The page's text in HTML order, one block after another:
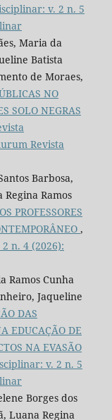
v. 2 n. 5
Maria da
Batista
de Moraes,
NO
SOLO NEGRAS
Revista
Barbosa,
Ramos
PROFESSORES
,
n. 4 (2026):
Ramos Cunha
Jaqueline
DAS
EDUCAÇÃO DE
NA EVASÃO
v. 2 n. 5
Borges dos
Luana Regina